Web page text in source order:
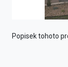
Popisek tohoto